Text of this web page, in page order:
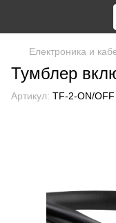
Електроника и
Тумблер
Артикул: TF-2-ON/OFF